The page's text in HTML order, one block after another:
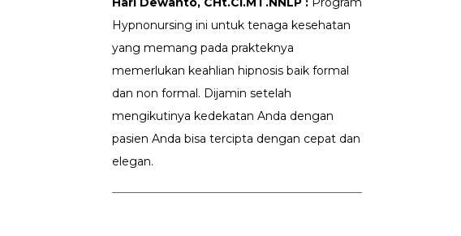
Hypnonursing ini untuk tenaga kesehatan
yang memang pada prakteknya
memerlukan keahlian hipnosis baik formal
dan non formal. Dijamin setelah
mengikutinya kedekatan Anda dengan
pasien Anda bisa tercipta dengan cepat dan
elegan.